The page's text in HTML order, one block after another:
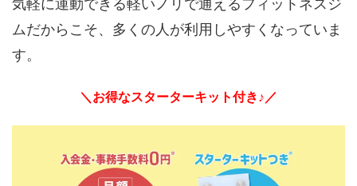
ムだからこそ、多くの人が利用しやすくなっていま
す。
＼お得なスターターキット付き♪／